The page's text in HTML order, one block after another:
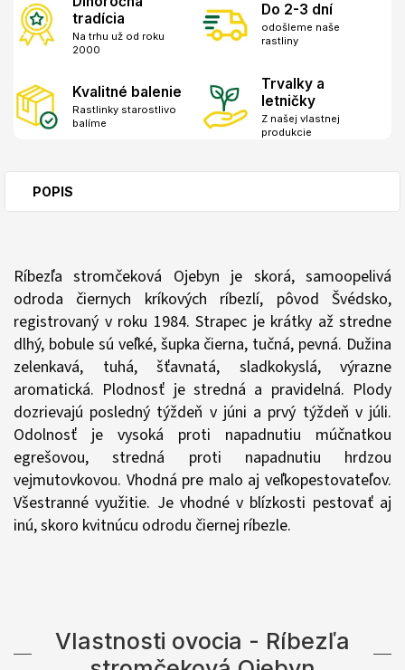
tradícia
Na trhu už od roku
2000
Do 2-3 dní
odošleme naše
rastliny
Kvalitné balenie
Rastlinky starostlivo
balíme
Trvalky a
letničky
Z našej vlastnej
produkcie
POPIS
Ríbezľa stromčeková Ojebyn je skorá, samoopelivá
odroda čiernych kríkových ríbezlí, pôvod Švédsko,
registrovaný v roku 1984. Strapec je krátky až stredne
dlhý, bobule sú veľké, šupka čierna, tučná, pevná. Dužina
zelenkavá, tuhá, šťavnatá, sladkokyslá, výrazne
aromatická. Plodnosť je stredná a pravidelná. Plody
dozrievajú posledný týždeň v júni a prvý týždeň v júli.
Odolnosť je vysoká proti napadnutiu múčnatkou
egrešovou, stredná proti napadnutiu hrdzou
vejmutovkovou. Vhodná pre malo aj veľkopestovateľov.
Všestranné využitie. Je vhodné v blízkosti pestovať aj
inú, skoro kvitnúcu odrodu čiernej ríbezle.
Vlastnosti ovocia - Ríbezľa